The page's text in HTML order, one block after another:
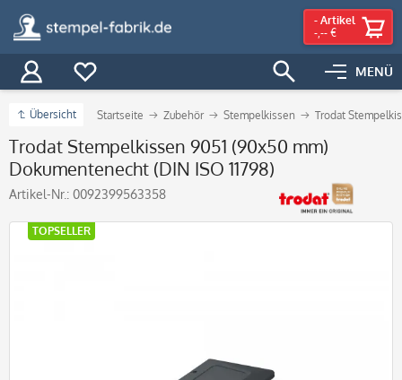
MENÜ
- Artikel
-,-- €
Übersicht Startseite Zubehör Stempelkissen Trodat
Trodat Stempelkissen 9051 (90x50 mm)
Dokumentenecht (DIN ISO 11798)
Artikel-Nr.: 0092399563358
TOPSELLER